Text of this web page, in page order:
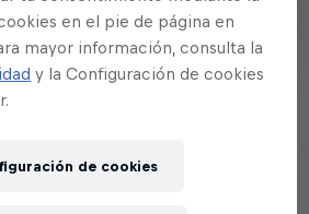
en el pie de página en
mayor información, consulta la
y la Configuración de cookies
de cookies